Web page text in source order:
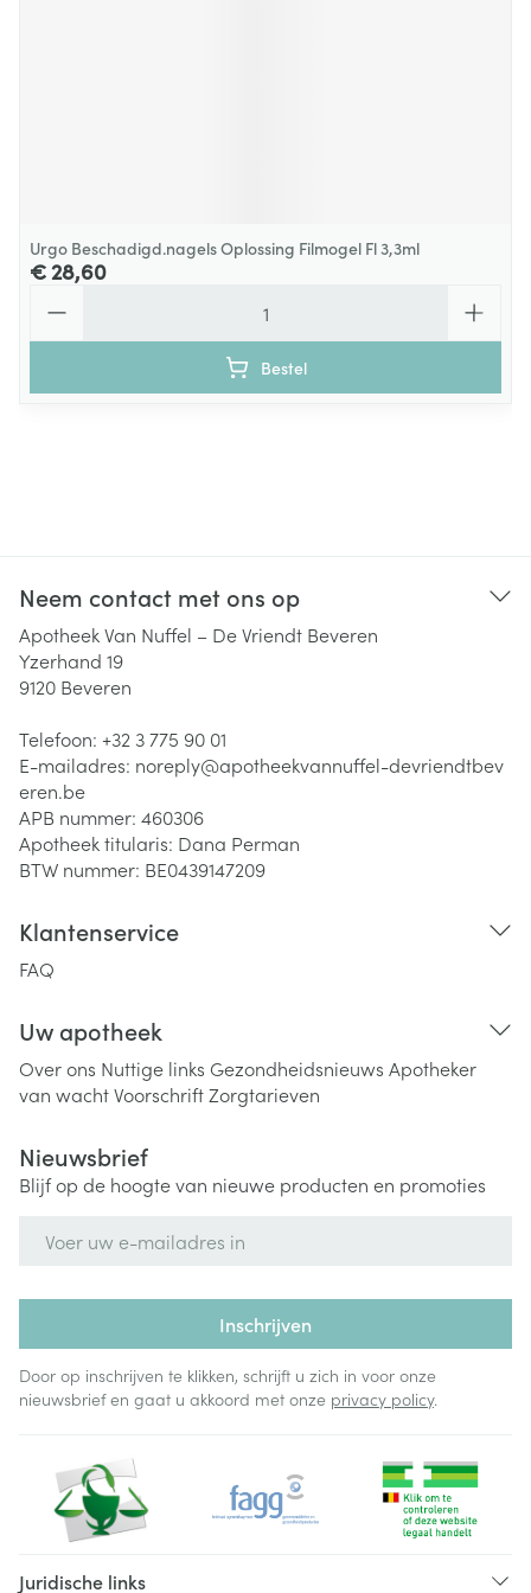
Urgo Beschadigd.nagels Oplossing Filmogel Fl 3,3ml
€ 28,60
Bestel
Neem contact met ons op
Apotheek Van Nuffel – De Vriendt Beveren
Yzerhand 19
9120 Beveren
Telefoon: +32 3 775 90 01
E-mailadres: noreply@apotheekvannuffel-devriendtbev
eren.be
APB nummer: 460306
Apotheek titularis: Dana Perman
BTW nummer: BE0439147209
Klantenservice
FAQ
Uw apotheek
Over ons Nuttige links Gezondheidsnieuws Apotheker
van wachtVoorschriftZorgtarieven
Nieuwsbrief
Blijf op de hoogte van nieuwe producten en promoties
Inschrijven
Door op inschrijven te klikken, schrijft u zich in voor onze
nieuwsbrief en gaat u akkoord met onze privacy policy.
Juridische links